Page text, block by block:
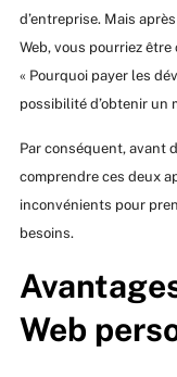
d’entreprise. Mais
Web, vous pourriez
« Pourquoi payer les
possibilité d’obtenir un
Par conséquent, avant
comprendre ces deux
inconvénients pour
besoins.
Web